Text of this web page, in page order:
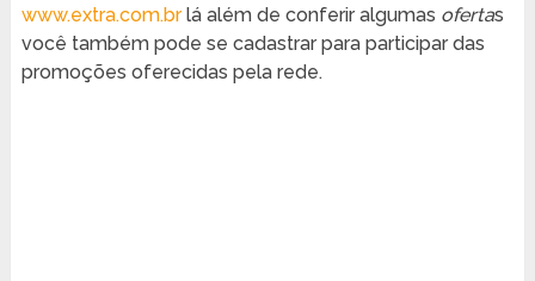
www.extra.com.brlá além de conferir algumas ofertas
você também pode se cadastrar para participar das
promoções oferecidas pela rede.